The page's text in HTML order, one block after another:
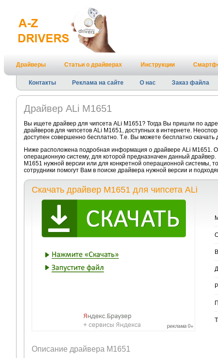
Драйверы Статьи о драйверах Инструкции
Контакты Реклама на сайте О нас Заказ файла
Драйвер ALi M1651
Вы ищете драйвер для чипсета ALi M1651? Тогда Вы пришли по
драйверов для чипсетов ALi M1651, доступных в интернете.
доступен совершенно бесплатно. Т.е. Вы можете бесплатно
Ниже расположена подробная информация о драйвере ALi M1651.
операционную систему, для которой предназначен данный
M1651 нужной версии или для конкретной операционной системы,
сотрудники помогут Вам в поиске драйвера нужной версии и
Скачать драйвер M1651 для чипсета ALi
Описание драйвера M1651